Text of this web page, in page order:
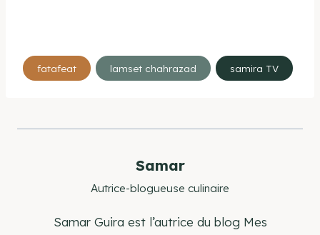
Étiquettes
de
publication :
fatafeat lamset chahrazad samira TV
Samar
Autrice-blogueuse culinaire
Samar Guira est l’autrice du blog Mes